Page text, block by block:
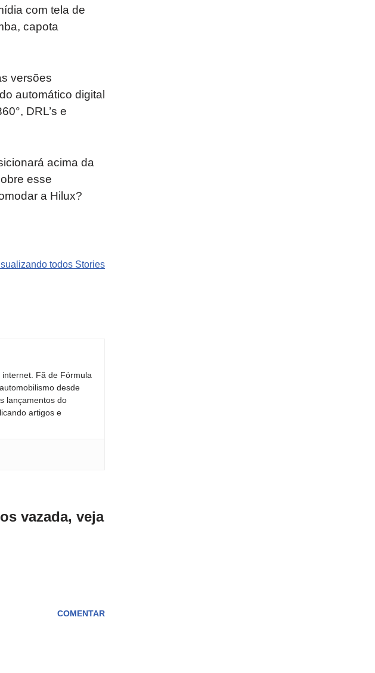
com tela de
capota
versões
automático digital
DRL’s e
acima da
esse
a Hilux?
todos Stories
marcas
Fã de Fórmula
desde
lançamentos do
artigos e
vazada, veja
COMENTAR